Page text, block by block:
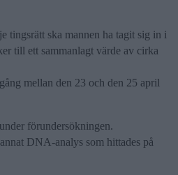
tingsrätt ska mannen ha tagit sig in i
till ett sammanlagt värde av cirka
mellan den 23 och den 25 april
förundersökningen.
DNA-analys som hittades på